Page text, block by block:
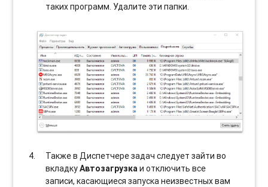
таких программ. Удалите эти папки.
Также в Диспетчере задач следует зайти во
вкладкуАвтозагрузкаи отключить все
записи, касающиеся запуска неизвестных вам